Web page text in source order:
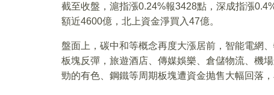
截至收盤，滬指漲0.24%報3428點，深成指漲
額近4600億，北上資金淨買入47億。
盤面上，碳中和等概念再度大漲居前，智能電網
板塊反彈，旅遊酒店、傳媒娛樂、倉儲物流、機
勁的有色、鋼鐵等周期板塊遭資金抛售大幅回落